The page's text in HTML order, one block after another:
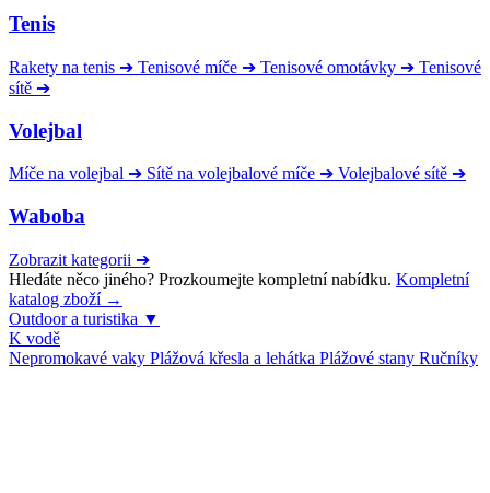
Tenis
Rakety na tenis ➔ Tenisové míče ➔ Tenisové omotávky ➔ Tenisové
sítě ➔
Volejbal
Míče na volejbal ➔ Sítě na volejbalové míče ➔ Volejbalové sítě ➔
Waboba
Zobrazit kategorii ➔
Hledáte něco jiného? Prozkoumejte kompletní nabídku. Kompletní
katalog zboží →
Outdoor a turistika ▼
K vodě
Nepromokavé vaky Plážová křesla a lehátka Plážové stany Ručníky